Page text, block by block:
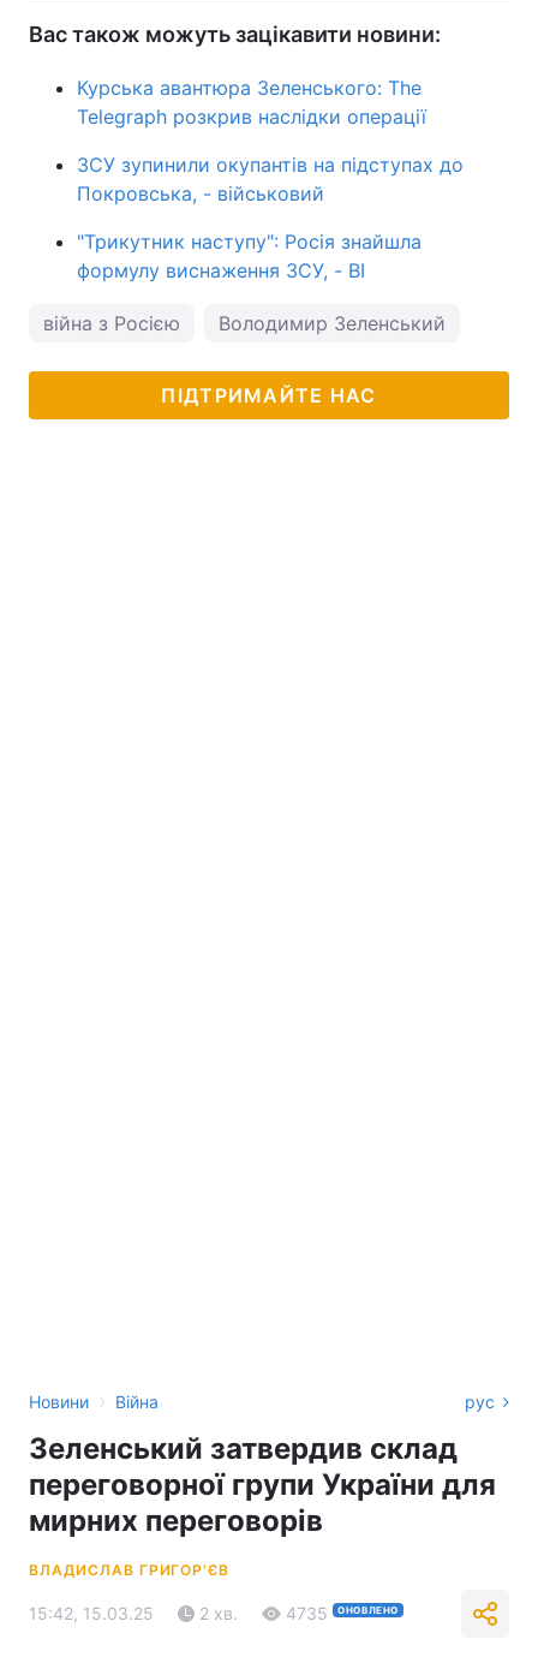
Вас також можуть зацікавити новини:
Курська авантюра Зеленського: The
Telegraph розкрив наслідки операції
ЗСУ зупинили окупантів на підступах до
Покровська, - військовий
"Трикутник наступу": Росія знайшла
формулу виснаження ЗСУ, - BI
війна з Росією Володимир Зеленський
ПІДТРИМАЙТЕ НАС
Новини › Війна рус
Зеленський затвердив склад
переговорної групи України для
мирних переговорів
ВЛАДИСЛАВ ГРИГОР'ЄВ
15:42, 15.03.25 2 хв. 4735 ОНОВЛЕНО